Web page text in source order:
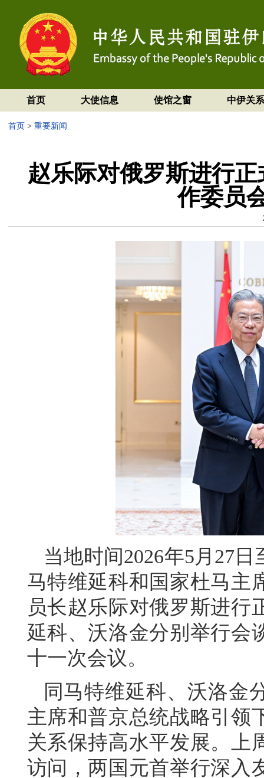
首页 大使信息 使馆之窗 中伊关系
首页 > 重要新闻
赵乐际对俄罗斯进行
作委员
当地时间2026年5月27
马特维延科和国家杜马主
员长赵乐际对俄罗斯进行
延科、沃洛金分别举行会
十一次会议。
同马特维延科、沃洛金
主席和普京总统战略引领
关系保持高水平发展。上
访问，两国元首举行深入